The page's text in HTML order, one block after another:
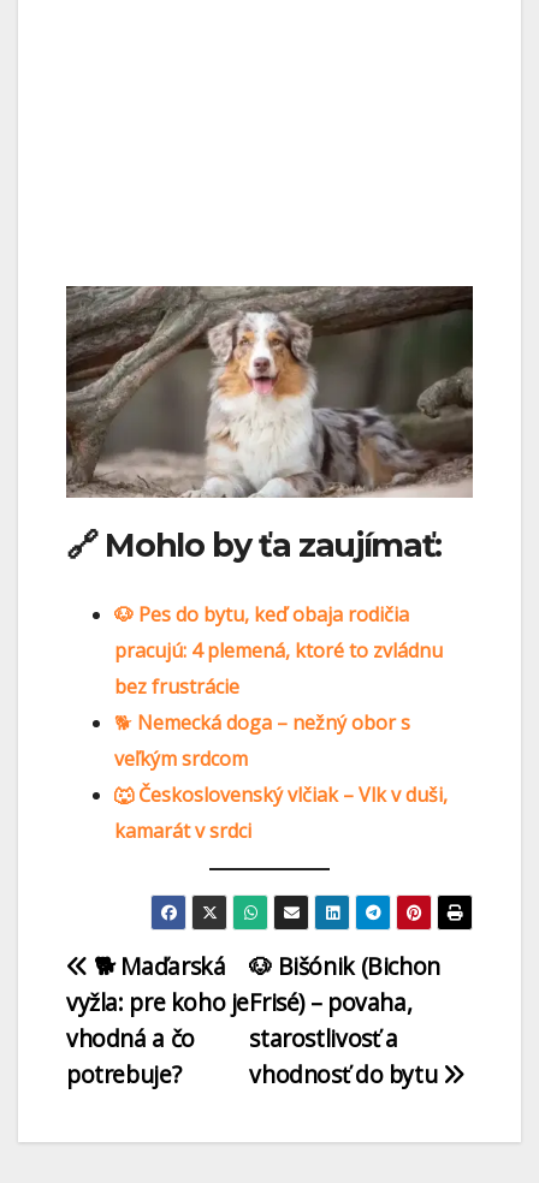
🔗 Mohlo by ťa zaujímať:
🐶 Pes do bytu, keď obaja rodičia
pracujú: 4 plemená, ktoré to zvládnu
bez frustrácie
🐕 Nemecká doga – nežný obor s
veľkým srdcom
🐺 Československý vlčiak – Vlk v duši,
kamarát v srdci
🐶 Bišónik (Bichon
Frisé) – povaha,
starostlivosť a
vhodnosť do bytu
🐕 Maďarská
vyžla: pre koho je
vhodná a čo
potrebuje?